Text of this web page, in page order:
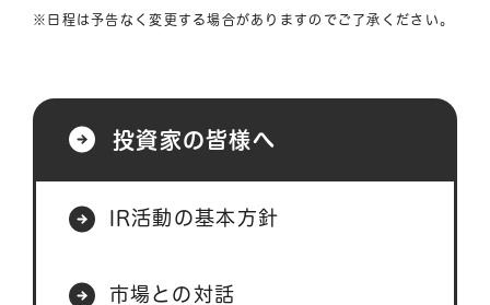
※日程は予告なく変更する場合がありますのでご了承ください。
投資家の皆様へ
IR活動の基本方針
市場との対話